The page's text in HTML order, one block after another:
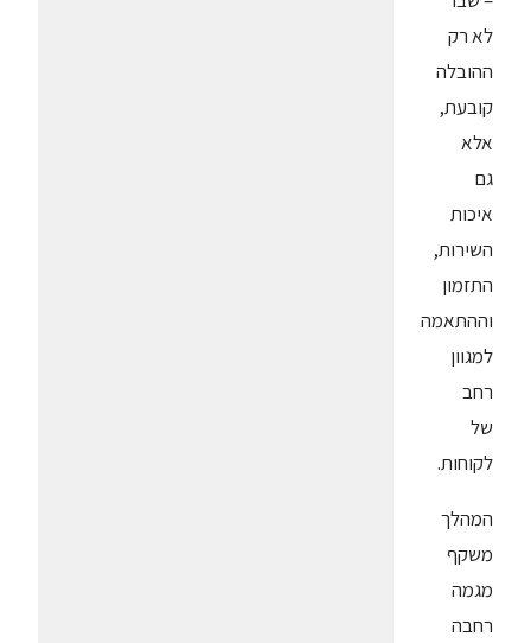
לא רק
ההובלה
קובעת,
אלא
גם
איכות
השירות,
התזמון
וההתאמה
למגוון
רחב
של
לקוחות.
המהלך
משקף
מגמה
רחבה